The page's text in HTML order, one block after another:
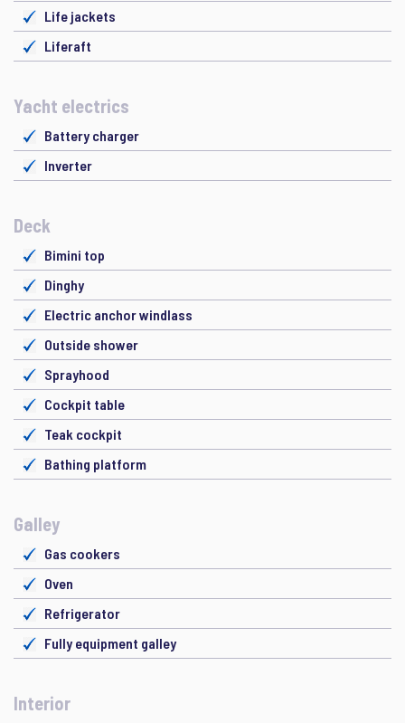
Life jackets
Liferaft
Yacht electrics
Battery charger
Inverter
Deck
Bimini top
Dinghy
Electric anchor windlass
Outside shower
Sprayhood
Cockpit table
Teak cockpit
Bathing platform
Galley
Gas cookers
Oven
Refrigerator
Fully equipment galley
Interior